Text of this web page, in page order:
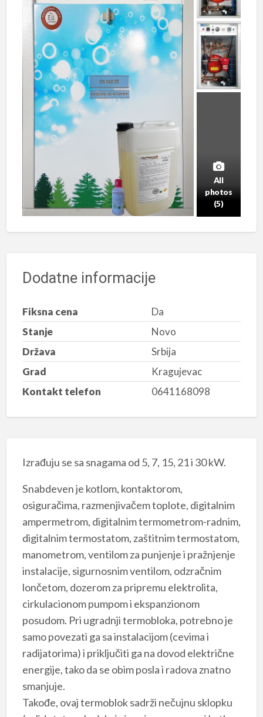
All
photos
(5)
Dodatne informacije
Fiksna cena
Da
Stanje
Novo
Država
Srbija
Grad
Kragujevac
Kontakt telefon
0641168098
Izrađuju se sa snagama od 5, 7, 15, 21 i 30 kW.
Snabdeven je kotlom, kontaktorom,
osiguračima, razmenjivačem toplote, digitalnim
ampermetrom, digitalnim termometrom-radnim,
digitalnim termostatom, zaštitnim termostatom,
manometrom, ventilom za punjenje i pražnjenje
instalacije, sigurnosnim ventilom, odzračnim
lončetom, dozerom za pripremu elektrolita,
cirkulacionom pumpom i ekspanzionom
posudom. Pri ugradnji termobloka, potrebno je
samo povezati ga sa instalacijom (cevima i
radijatorima) i priključiti ga na dovod električne
energije, tako da se obim posla i radova znatno
smanjuje.
Takođe, ovaj termoblok sadrži nečujnu sklopku